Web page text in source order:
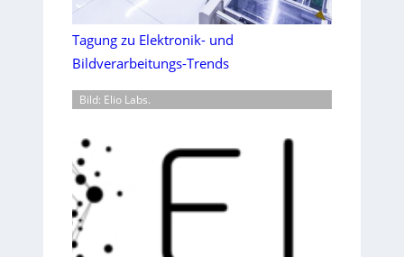
Tagung zu Elektronik- und
Bildverarbeitungs-Trends
Bild: Elio Labs.